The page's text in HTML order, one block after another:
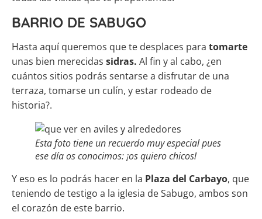
BARRIO DE SABUGO
Hasta aquí queremos que te desplaces para tomarte
unas bien merecidas sidras. Al fin y al cabo, ¿en
cuántos sitios podrás sentarse a disfrutar de una
terraza, tomarse un culín, y estar rodeado de
historia?.
Esta foto tiene un recuerdo muy especial pues
ese día os conocimos: ¡os quiero chicos!
Y eso es lo podrás hacer en la Plaza del Carbayo, que
teniendo de testigo a la iglesia de Sabugo, ambos son
el corazón de este barrio.